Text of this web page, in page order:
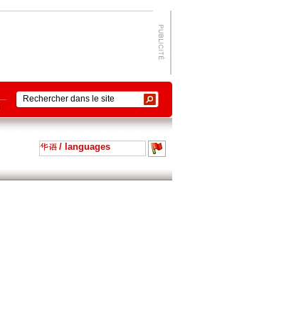
/ languages